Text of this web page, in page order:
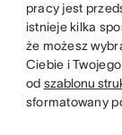
pracy jest
istnieje kilka
że możesz
Ciebie i
od szablonu
sformatowany